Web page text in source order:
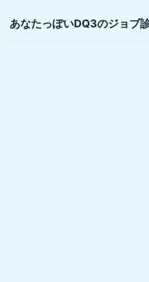
あなたっぽいDQ3のジョブ